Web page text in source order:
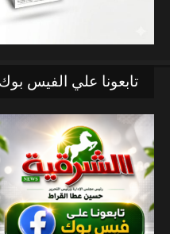
تابعونا علي الفيس بوك